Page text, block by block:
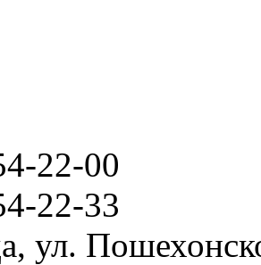
22-00
22-33
ул.